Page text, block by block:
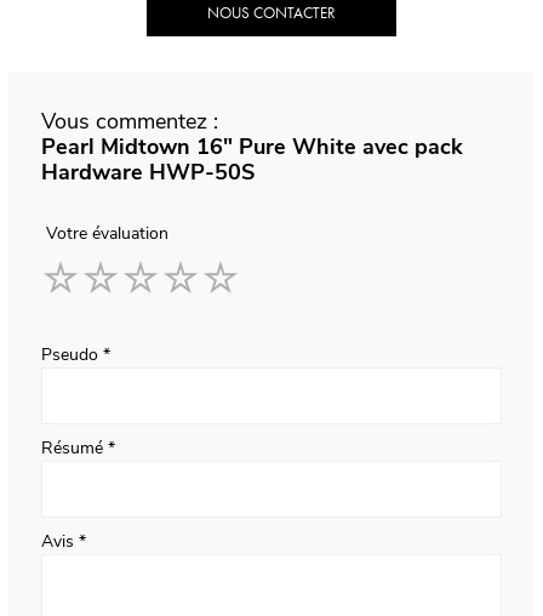
NOUS CONTACTER
Vous commentez :
Pearl Midtown 16" Pure White avec pack
Hardware HWP-50S
Votre évaluation
Pseudo
Résumé
Avis